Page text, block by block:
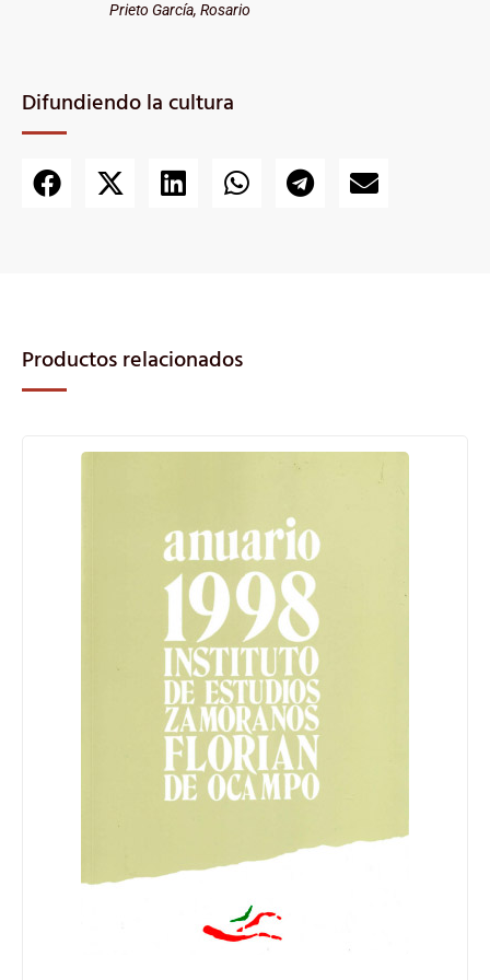
Prieto García, Rosario
Difundiendo la cultura
Productos relacionados